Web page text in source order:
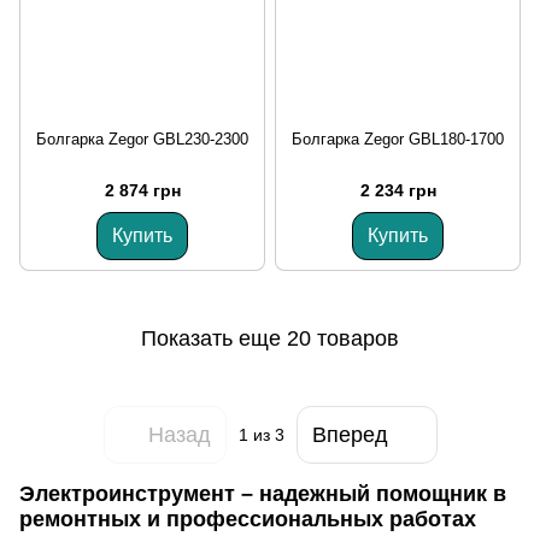
Болгарка Zegor GBL230-2300
2 874 грн
Купить
Болгарка Zegor GBL180-1700
2 234 грн
Купить
Показать еще 20 товаров
Назад 1из 3 Вперед
Электроинструмент – надежный помощник в
ремонтных и профессиональных работах